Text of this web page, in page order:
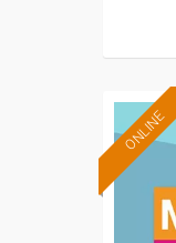
ONLINE